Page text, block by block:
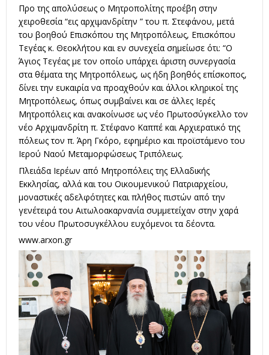
Προ της απολύσεως ο Μητροπολίτης προέβη στην
χειροθεσία “εις αρχιμανδρίτην ” του π. Στεφάνου, μετά
του βοηθού Επισκόπου της Μητροπόλεως, Επισκόπου
Τεγέας κ. Θεοκλήτου και εν συνεχεία σημείωσε ότι: “Ο
Άγιος Τεγέας με τον οποίο υπάρχει άριστη συνεργασία
στα θέματα της Μητροπόλεως, ως ήδη βοηθός επίσκοπος,
δίνει την ευκαιρία να προαχθούν και άλλοι κληρικοί της
Μητροπόλεως, όπως συμβαίνει και σε άλλες Ιερές
Μητροπόλεις και ανακοίνωσε ως νέο Πρωτοσύγκελλο τον
νέο Αρχιμανδρίτη π. Στέφανο Καππέ και Αρχιερατικό της
πόλεως τον π. Άρη Γκόρο, εφημέριο και προϊστάμενο του
Ιερού Ναού Μεταμορφώσεως Τριπόλεως.
Πλειάδα Ιερέων από Μητροπόλεις της Ελλαδικής
Εκκλησίας, αλλά και του Οικουμενικού Πατριαρχείου,
μοναστικές αδελφότητες και πλήθος πιστών από την
γενέτειρά του Αιτωλοακαρνανία συμμετείχαν στην χαρά
του νέου Πρωτοσυγκέλλου ευχόμενοι τα δέοντα.
www.arxon.gr